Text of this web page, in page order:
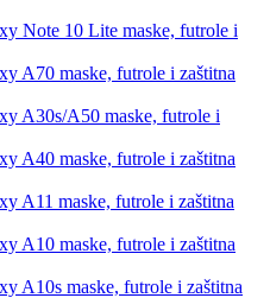
Note 10 Lite maske, futrole i
A70 maske, futrole i zaštitna
A30s/A50 maske, futrole i
A40 maske, futrole i zaštitna
A11 maske, futrole i zaštitna
A10 maske, futrole i zaštitna
A10s maske, futrole i zaštitna